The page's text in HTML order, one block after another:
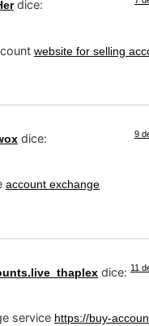
dice:
website for selling
dice: 9
account exchange
dice: 11
service https://buy-